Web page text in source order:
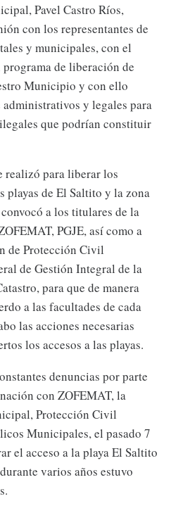
Pavel Castro Ríos,
con los representantes de
y municipales, con el
de liberación de
Municipio y con ello
y legales para
que podrían constituir
realizó para liberar los
playas de El Saltito y la zona
a los titulares de la
PGJE, así como a
de Protección Civil
de Gestión Integral de la
para que de manera
a las facultades de cada
las acciones necesarias
los accesos a las playas.
denuncias por parte
con ZOFEMAT, la
Protección Civil
Municipales, el pasado 7
el acceso a la playa El Saltito
varios años estuvo